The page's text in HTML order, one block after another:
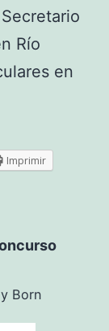
Río
en
Imprimir
Born